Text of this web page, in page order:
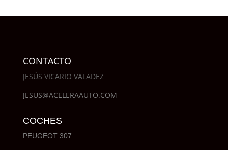
CONTACTO
JESÚS VICARIO VALADEZ
JESUS@ACELERAAUTO.COM
COCHES
PEUGEOT 307